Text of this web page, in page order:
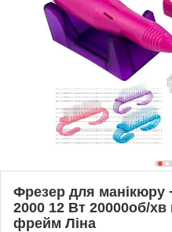
Фрезер для манікюру
2000 12 Вт 20000об/
фрейм Ліна